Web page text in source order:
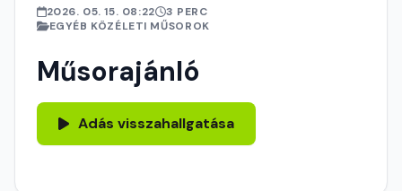
2026. 05. 15. 08:22
3 PERC
EGYÉB KÖZÉLETI MŰSOROK
Műsorajánló
Adás visszahallgatása